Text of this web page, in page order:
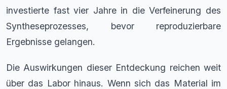
investierte fast vier Jahre in die Verfeinerung des
Syntheseprozesses, bevor reproduzierbare
Ergebnisse gelangen.
Die Auswirkungen dieser Entdeckung reichen weit
über das Labor hinaus. Wenn sich das Material im